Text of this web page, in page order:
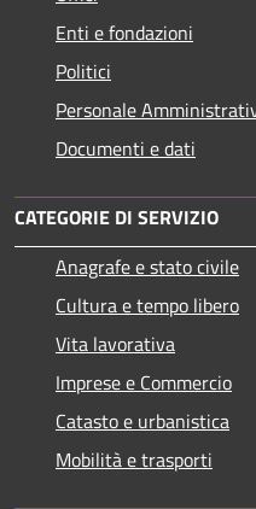
Enti e fondazioni
Politici
Personale
Documenti e dati
CATEGORIE DI SERVIZIO
Anagrafe e stato civile
Cultura e tempo libero
Vita lavorativa
Imprese e Commercio
Catasto e urbanistica
Mobilità e trasporti